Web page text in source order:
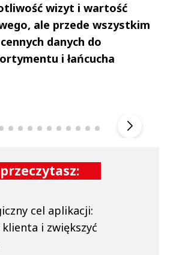
wizyt i wartość
ale przede wszystkim
danych do
i łańcucha
cel aplikacji:
klienta i zwiększyć